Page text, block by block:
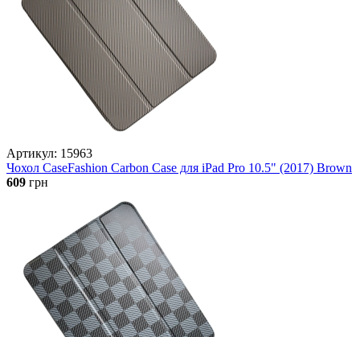
Артикул: 15963
Чохол CaseFashion Carbon Case для iPad Pro 10.5" (2017) Brown
609 грн